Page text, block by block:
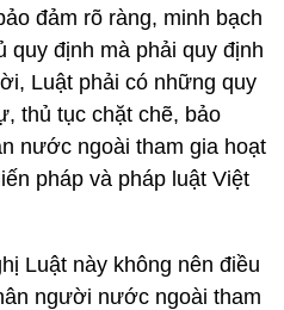
đảm rõ ràng, minh bạch
quy định mà phải quy định
Luật phải có những quy
thủ tục chặt chẽ, bảo
nước ngoài tham gia hoạt
pháp và pháp luật Việt
Luật này không nên điều
người nước ngoài tham